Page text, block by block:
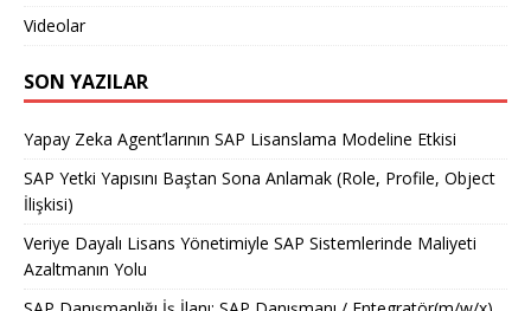
Videolar
SON YAZILAR
Yapay Zeka Agent’larının SAP Lisanslama Modeline Etkisi
SAP Yetki Yapısını Baştan Sona Anlamak (Role, Profile, Object
İlişkisi)
Veriye Dayalı Lisans Yönetimiyle SAP Sistemlerinde Maliyeti
Azaltmanın Yolu